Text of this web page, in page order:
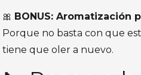
🎀 BONUS: Aromatización
Porque no basta con que
tiene que oler a nuevo.